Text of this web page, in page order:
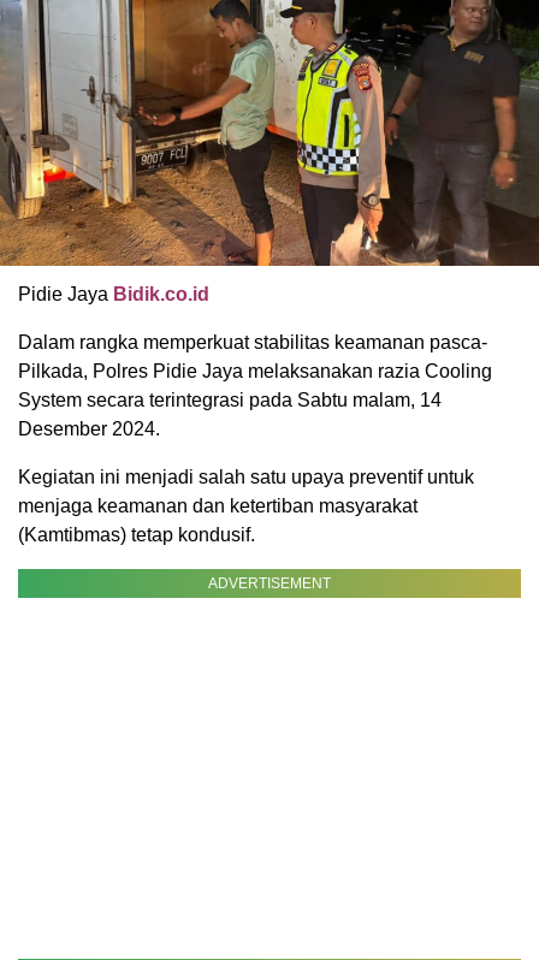
Pidie Jaya Bidik.co.id
Dalam rangka memperkuat stabilitas keamanan pasca-
Pilkada, Polres Pidie Jaya melaksanakan razia Cooling
System secara terintegrasi pada Sabtu malam, 14
Desember 2024.
Kegiatan ini menjadi salah satu upaya preventif untuk
menjaga keamanan dan ketertiban masyarakat
(Kamtibmas) tetap kondusif.
ADVERTISEMENT